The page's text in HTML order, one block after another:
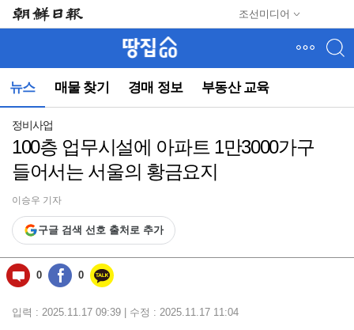
조선미디어
뉴스 매물 찾기 경매 정보 부동산 교육
뉴
(컨
동)
정비사업
100층 업무시설에 아파트 1만3000가구
들어서는 서울의 황금요지
이승우 기자
구글 검색 선호 출처로 추가
0 0
입력 : 2025.11.17 09:39 | 수정 : 2025.11.17 11:04